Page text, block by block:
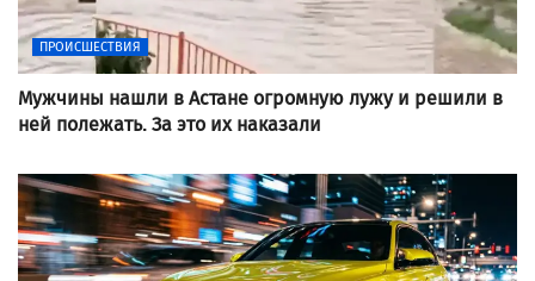
ПРОИСШЕСТВИЯ
Мужчины нашли в Астане огромную лужу и решили в
ней полежать. За это их наказали